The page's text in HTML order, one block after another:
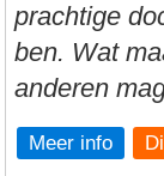
prachtige
ben. Wat
anderen
Meer info